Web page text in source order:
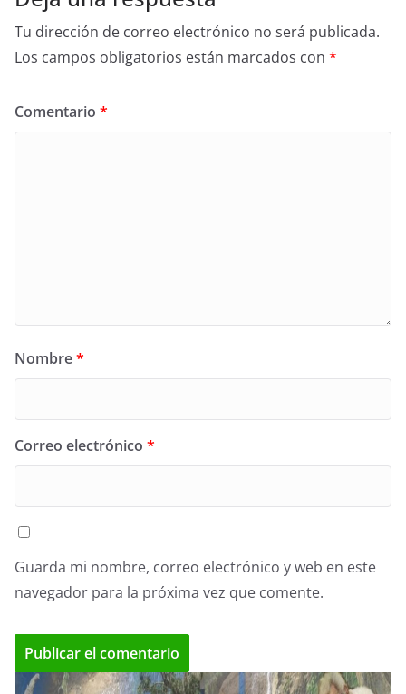
Tu dirección de correo electrónico no será publicada.
Los campos obligatorios están marcados con *
Comentario *
Nombre*
Correo electrónico *
Guarda mi nombre, correo electrónico y web en este
navegador para la próxima vez que comente.